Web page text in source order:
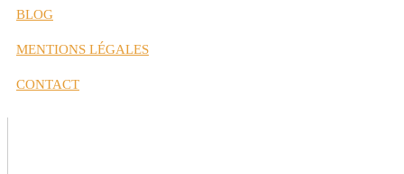
BLOG
MENTIONS LÉGALES
CONTACT